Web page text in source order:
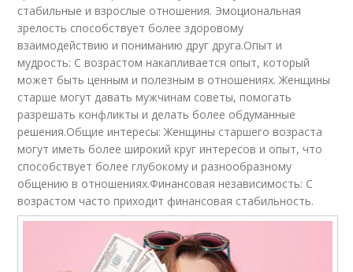
стабильные и взрослые отношения. Эмоциональная
зрелость способствует более здоровому
взаимодействию и пониманию друг друга.Опыт и
мудрость: С возрастом накапливается опыт, который
может быть ценным и полезным в отношениях. Женщины
старше могут давать мужчинам советы, помогать
разрешать конфликты и делать более обдуманные
решения.Общие интересы: Женщины старшего возраста
могут иметь более широкий круг интересов и опыт, что
способствует более глубокому и разнообразному
общению в отношениях.Финансовая независимость: С
возрастом часто приходит финансовая стабильность.